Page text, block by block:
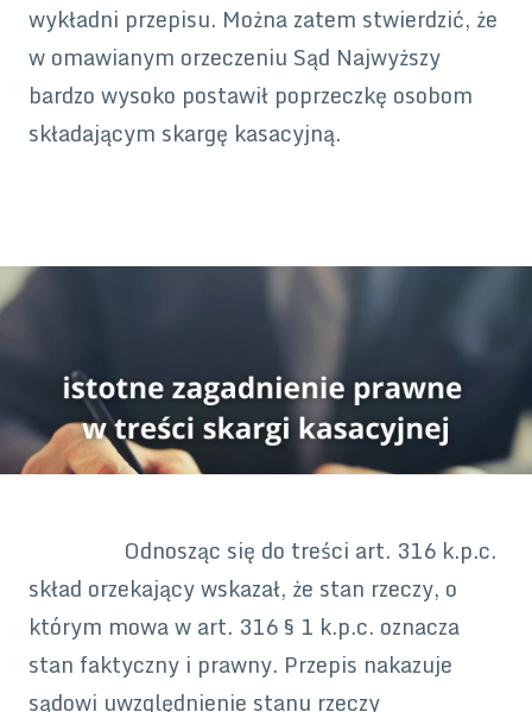
wykładni przepisu. Można zatem stwierdzić, że
w omawianym orzeczeniu Sąd Najwyższy
bardzo wysoko postawił poprzeczkę osobom
składającym skargę kasacyjną.
Odnosząc się do treści art. 316 k.p.c.
skład orzekający wskazał, że stan rzeczy, o
którym mowa w art. 316 § 1 k.p.c. oznacza
stan faktyczny i prawny. Przepis nakazuje
sądowi uwzględnienie stanu rzeczy